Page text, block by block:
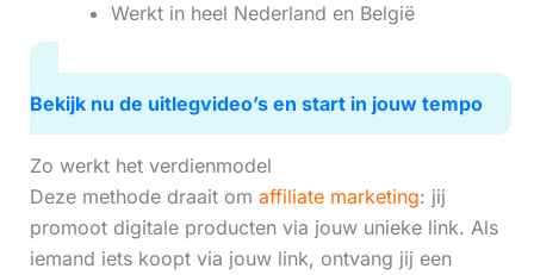
Werkt in heel Nederland en België
Bekijk nu de uitlegvideo’s en start in jouw tempo
Zo werkt het verdienmodel
Deze methode draait om affiliate marketing: jij
promoot digitale producten via jouw unieke link. Als
iemand iets koopt via jouw link, ontvang jij een